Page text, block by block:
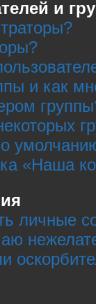
и
и как
«Наша
личные